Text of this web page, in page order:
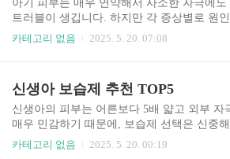
형성을 위한 칼슘 섭취카페인·알코올 줄이기:
카페인 1잔 이하, 음주는 중단가공식품 줄이
연식 위주로: 과일, 채소, 통곡물, 견과류 중심
동복부 근력 강화: 골반..
아기 피부는 매우 연약해서 사소한 자극에도
트러블이 생깁니다. 하지만 각 증상별로 원
응법이 다르기 때문에 올바른 구분과 조기 대
뾰루지원인: 체온 조절 미숙 + 더운 환경대처:
온도/습도 조절(22도/50%), 땀 닦아주기, 시원
차림⚪ 2. 신생아 여드름 (좁쌀 형태)증상: 코,
이마 등에 하얗고 작은 여드름원인: 호르몬 영
(엄마의 여성호르몬)대처: 특별한 치료 없이
카테고리 없음 2025. 5. 20. 07:08
신생아 보습제 추천 TOP5
신생아의 피부는 어른보다 5배 얇고 외부 자
매우 민감하기 때문에, 보습제 선택은 신중
니다. 이번 글에서는 피부과 테스트 완료 및
카테고리 없음 2025. 5. 20. 00:19